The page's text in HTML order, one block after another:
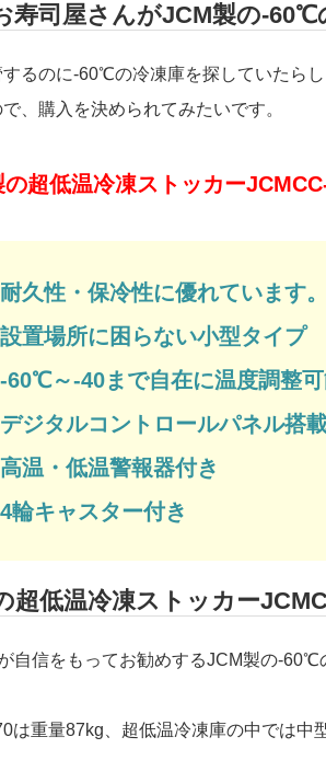
寿司屋さんがJCM製の-60℃
るのに-60℃の冷凍庫を探していたら
、購入を決められてみたいです。
の超低温冷凍ストッカー
耐久性・保冷性に優れています。
設置場所に困らない小型タイプ
-60℃～-40まで自在に温度調整
デジタルコントロールパネル搭
高温・低温警報器付き
4輪キャスター付き
超低温冷凍ストッカー
自信をもってお勧めするJCM製の-60℃
は重量87kg、超低温冷凍庫の中では中